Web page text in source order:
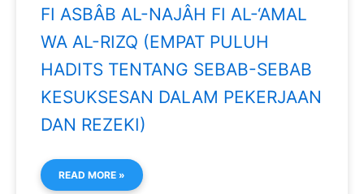
FI ASBÂB AL-NAJÂH FI AL-‘AMAL
WA AL-RIZQ (EMPAT PULUH
HADITS TENTANG SEBAB-SEBAB
KESUKSESAN DALAM PEKERJAAN
DAN REZEKI)
READ MORE »